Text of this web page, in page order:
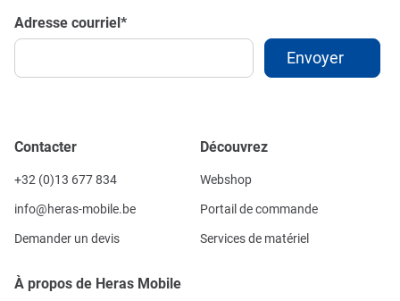
Adresse courriel*
Contacter
+32 (0)13 677 834
info@heras-mobile.be
Demander un devis
Découvrez
Webshop
Portail de commande
Services de matériel
À propos de Heras Mobile